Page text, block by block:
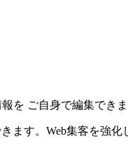
を ご自身で編集でき
ます。Web集客を強化